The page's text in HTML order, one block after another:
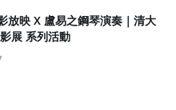
放映 X 盧易之鋼琴演奏｜清大
展 系列活動